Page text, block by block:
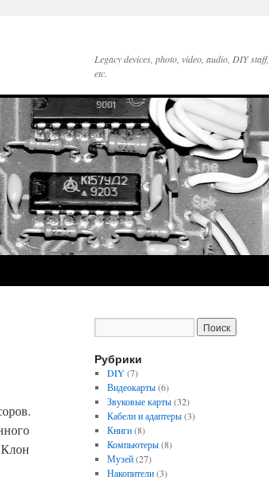
Legacy devices, photo, video, audio, DIY staff,
etc.
Рубрики
DIY(7)
Видеокарты(6)
Звуковые карты(32)
Кабели и адаптеры(3)
Книги(8)
Компьютеры(8)
Музей(27)
Накопители(3)